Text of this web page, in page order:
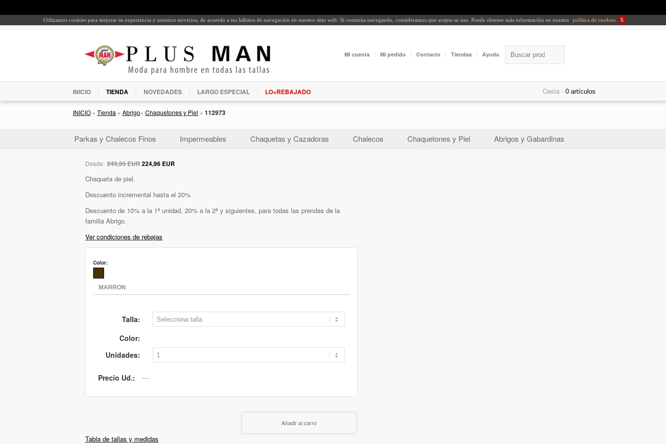
Utilizamos cookies para mejorar su experiencia y nuestros servicios, de acuerdo a tus hábitos de navegación en nuestro sitio web. Si continúa navegando, consideramos que acepta su uso. Puede obtener más información en nuestra política de cookies X
Mi cuenta Mi pedido Contacto Tiendas Ayuda
INICIO TIENDA NOVEDADES LARGO ESPECIAL LO+REBAJADO Cesta -
INICIO » Tienda » Abrigo» Chaquetones y Piel » 112973
Parkas y Chalecos Finos Impermeables Chaquetas y Cazadoras Chalecos Chaquetones y Piel Abrigos y Gabardinas
Desde: 249,95 EUR224,96 EUR
Chaqueta de piel.
Descuento incremental hasta el 20%
Descuento de 10% a la 1ª unidad, 20% a la 2ª y siguientes, para todas las prendas de la
familia Abrigo.
Ver condiciones de rebajas
Color:
Talla:
Color:
Unidades:
Precio Ud.:
Añadir al carro
Tabla de tallas y medidas